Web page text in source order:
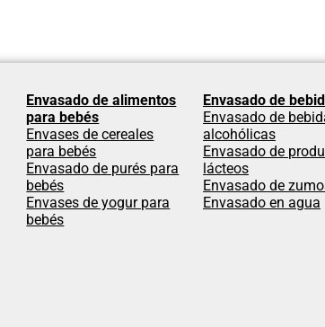
Envasado de alimentos
para bebés
Envases de cereales
para bebés
Envasado de purés para
bebés
Envases de yogur para
bebés
Envasado de
Envasado de
alcohólicas
Envasado de
lácteos
Envasado de
Envasado en agua